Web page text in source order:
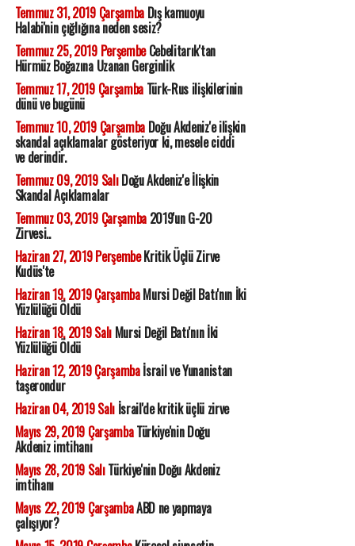
Temmuz 31, 2019 ÇarşambaDış kamuoyu
Halabi'nin çığlığına neden sesiz?
Temmuz 25, 2019 PerşembeCebelitarık'tan
Hürmüz Boğazına Uzanan Gerginlik
Temmuz 17, 2019 ÇarşambaTürk-Rus ilişkilerinin
dünü ve bugünü
Temmuz 10, 2019 ÇarşambaDoğu Akdeniz'e ilişkin
skandal açıklamalar gösteriyor ki, mesele ciddi
ve derindir.
Temmuz 09, 2019 SalıDoğu Akdeniz'e İlişkin
Skandal Açıklamalar
Temmuz 03, 2019 Çarşamba2019'un G-20
Zirvesi..
Haziran 27, 2019 PerşembeKritik Üçlü Zirve
Kudüs'te
Haziran 19, 2019 ÇarşambaMursi Değil Batı'nın İki
Yüzlülüğü Öldü
Haziran 18, 2019 SalıMursi Değil Batı'nın İki
Yüzlülüğü Öldü
Haziran 12, 2019 Çarşambaİsrail ve Yunanistan
taşerondur
Haziran 04, 2019 Salıİsrail'de kritik üçlü zirve
Mayıs 29, 2019 ÇarşambaTürkiye'nin Doğu
Akdeniz imtihanı
Mayıs 28, 2019 SalıTürkiye'nin Doğu Akdeniz
imtihanı
Mayıs 22, 2019 ÇarşambaABD ne yapmaya
çalışıyor?